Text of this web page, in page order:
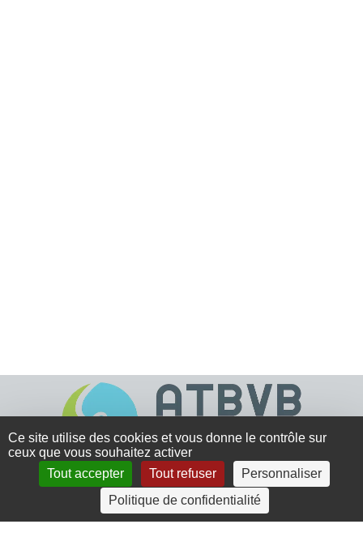
4 rue Crec’h-Ugen
22810 Belle Isle en Terre
Ce site utilise des cookies et vous donne le contrôle sur
ceux que vous souhaitez activer
Tout accepter
Tout refuser
Personnaliser
Politique de confidentialité